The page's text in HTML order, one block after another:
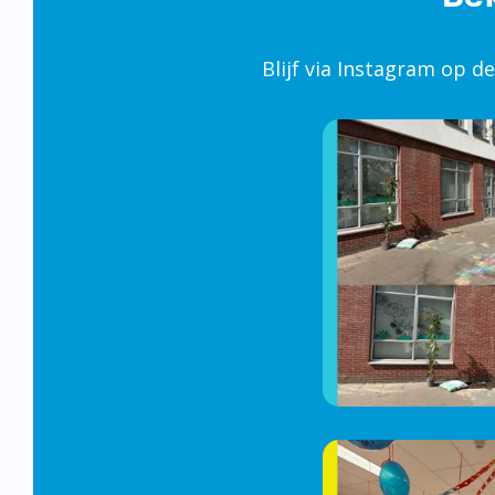
Blijf via Instagram op